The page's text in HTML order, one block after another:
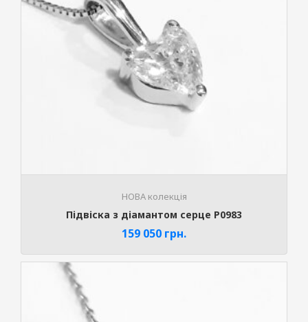
НОВА колекція
Підвіска з діамантом серце P0983
159 050 грн.